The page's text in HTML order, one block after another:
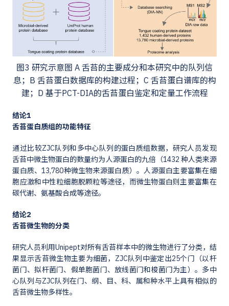
图3 研究示意图 A 舌苔的主要成分和本研究中的队列信
息；B 舌苔蛋白数据库的构建过程；C 舌苔蛋白谱库的构
建；D 基于PCT-DIA的舌苔蛋白鉴定和定量工作流程
结论1
舌苔蛋白质组的功能特征
通过比较ZJC队列和多中心队列的蛋白质组数据，研究人员发现
舌苔中微生物蛋白的数量约为人源蛋白的九倍（1432 种人类来源
蛋白质、13,780种微生物来源蛋白质）。人源蛋白主要富集在细
胞应激和中性粒细胞脱颗粒等途径，而微生物蛋白则主要富集在
碳代谢、氨基酸合成等途径。
结论2
舌苔微生物的分类
研究人员利用Unipept对所有舌苔样本中的微生物进行了分类，结
果显示舌苔微生物主要为细菌，ZJC队列中鉴定出25个门（以杆
菌门、拟杆菌门、假单胞菌门、放线菌门和梭菌门为主）。多中
心队列与ZJC队列在门、纲、目、科、属和种水平上具有相似的
舌苔微生物多样性。